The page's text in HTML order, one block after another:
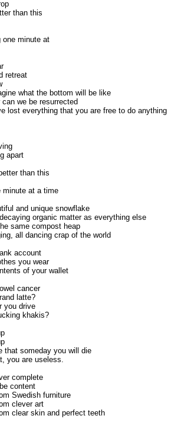
than this
one minute at
retreat
what the bottom will be like
we be resurrected
lost everything that you are free to do anything
apart
than this
minute at a time
and unique snowflake
organic matter as everything else
same compost heap
all dancing crap of the world
account
you wear
of your wallet
cancer
latte?
you drive
khakis?
that someday you will die
you are useless.
complete
content
Swedish furniture
clever art
clear skin and perfect teeth